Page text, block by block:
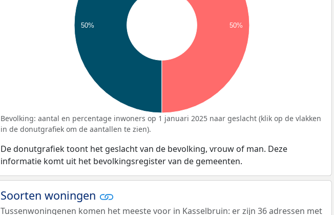
50% 50%
Bevolking: aantal en percentage inwoners op 1 januari 2025 naar geslacht (klik op de vlakken
in de donutgrafiek om de aantallen te zien).
De donutgrafiek toont het geslacht van de bevolking, vrouw of man. Deze
informatie komt uit het bevolkingsregister van de gemeenten.
Soorten woningen
Tussenwoningenen komen het meeste voor in Kasselbruin: er zijn 36 adressen met